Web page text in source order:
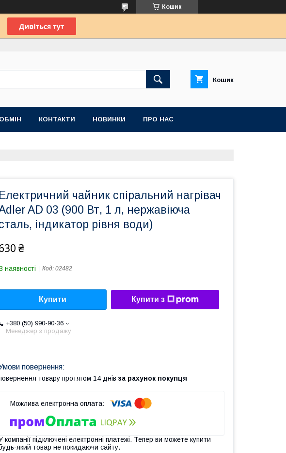
Кошик
Кошик
КОНТАКТИ НОВИНКИ ПРО НАС
Електричний чайник спіральний нагрівач
AD 03 (900 Вт, 1 л, нержавіюча
індикатор рівня води)
₴
наявності Код: 02482
Купити Купити з
+380 (50) 990-90-36
Менеджер з продажу
товару протягом 14 днів за рахунок покупця
компанії підключені електронні платежі. Тепер ви можете купити
який товар не покидаючи сайту.